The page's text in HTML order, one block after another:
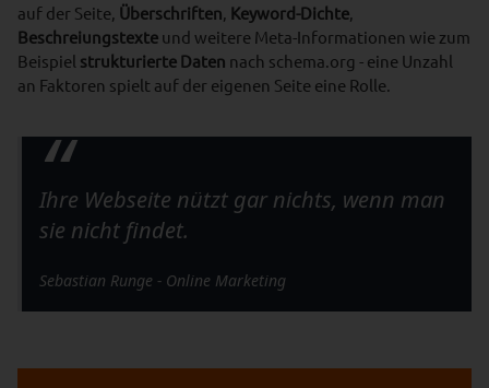
auf der Seite, Überschriften, Keyword-Dichte,
Beschreiungstexte und weitere Meta-Informationen wie zum
Beispiel strukturierte Daten nach schema.org - eine Unzahl
an Faktoren spielt auf der eigenen Seite eine Rolle.
“
Ihre Webseite nützt gar nichts, wenn man
sie nicht findet.
Sebastian Runge - Online Marketing